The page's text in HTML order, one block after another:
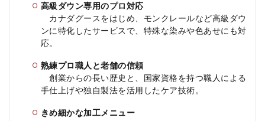
キャ
ンセ
ル規
定
FIVE★STAR
HIRAISHIYA
のメリッ
ット
高級ダウン専用のプロ対応
カナダグースをはじめ、モンクレールなど高級ダウ
ンに特化したサービスで、特殊な染みや色あせにも対
応。
熟練プロ職人と老舗の信頼
創業からの長い歴史と、国家資格を持つ職人による
手仕上げや独自製法を活用したケア技術。
きめ細かな加工メニュー